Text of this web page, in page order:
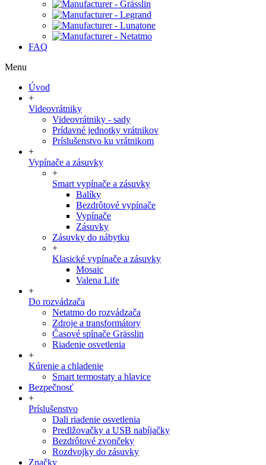
FAQ
Menu
Úvod
+
Videovrátniky
Videovrátniky - sady
Prídavné jednotky vrátnikov
Príslušenstvo ku vrátnikom
+
Vypínače a zásuvky
+
Smart vypínače a zásuvky
Balíky
Bezdrôtové vypínače
Vypínače
Zásuvky
Zásuvky do nábytku
+
Klasické vypínače a zásuvky
Mosaic
Valena Life
+
Do rozvádzača
Netatmo do rozvádzača
Zdroje a transformátory
Časové spínače Grässlin
Riadenie osvetlenia
+
Kúrenie a chladenie
Smart termostaty a hlavice
Bezpečnosť
+
Príslušenstvo
Dali riadenie osvetlenia
Predlžovačky a USB nabíjačky
Bezdrôtové zvončeky
Rozdvojky do zásuvky
Značky